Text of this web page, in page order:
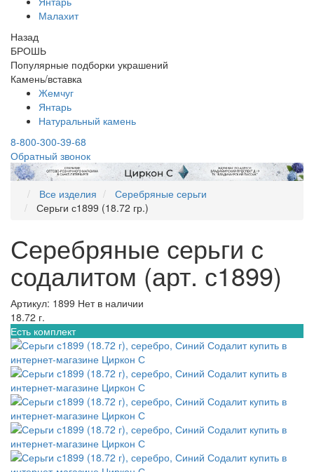
Малахит
Назад
БРОШЬ
Популярные подборки украшений
Камень/вставка
Жемчуг
Янтарь
Натуральный камень
8-800-300-39-68
Обратный звонок
Все изделия
Серебряные серьги
Серьги с1899 (18.72 гр.)
Серебряные серьги с
содалитом (арт. с1899)
Артикул: 1899 Нет в наличии
18.72 г.
Есть комплект